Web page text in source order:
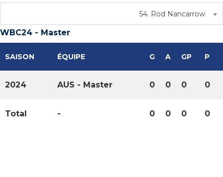
54. Rod Nancarrow
WBC24 - Master
SAISON ÉQUIPE G A GP P
2024 AUS - Master 0 0 0 0
Total - 0 0 0 0